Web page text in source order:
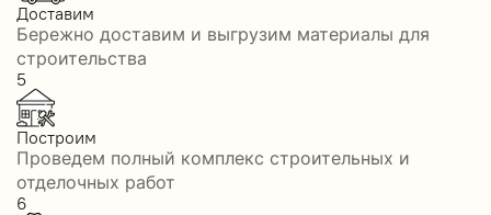
Доставим
Бережно доставим и выгрузим материалы для
строительства
5
Построим
Проведем полный комплекс строительных и
отделочных работ
6